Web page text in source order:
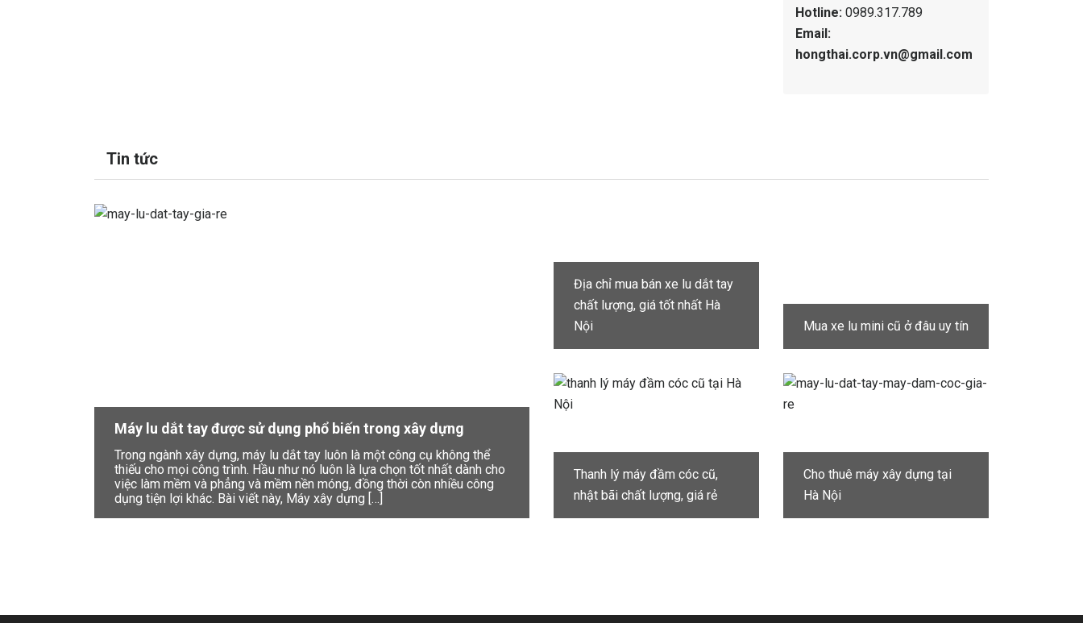
Hotline: 0989.317.789
Email:
hongthai.corp.vn@gmail.com
Tin tức
Máy lu dắt tay được sử dụng phổ biến trong xây dựng
Trong ngành xây dựng, máy lu dắt tay luôn là một công cụ không thể
thiếu cho mọi công trình. Hầu như nó luôn là lựa chọn tốt nhất dành cho
việc làm mềm và phẳng và mềm nền móng, đồng thời còn nhiều công
dụng tiện lợi khác. Bài viết này, Máy xây dựng […]
Địa chỉ mua bán xe lu dắt tay
chất lượng, giá tốt nhất Hà
Nội
Mua xe lu mini cũ ở đâu uy tín
Thanh lý máy đầm cóc cũ,
nhật bãi chất lượng, giá rẻ
Cho thuê máy xây dựng tại
Hà Nội